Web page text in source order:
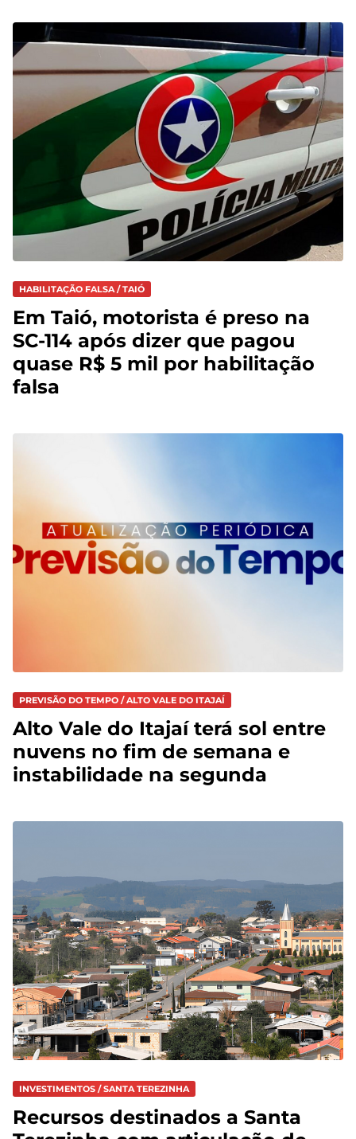
HABILITAÇÃO FALSA / TAIÓ
Em Taió, motorista é preso na
SC-114 após dizer que pagou
quase R$ 5 mil por habilitação
falsa
PREVISÃO DO TEMPO / ALTO VALE DO ITAJAÍ
Alto Vale do Itajaí terá sol entre
nuvens no fim de semana e
instabilidade na segunda
INVESTIMENTOS / SANTA TEREZINHA
Recursos destinados a Santa